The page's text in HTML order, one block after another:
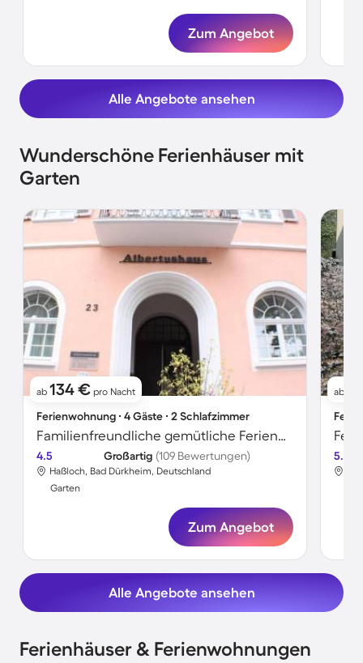
Zum Angebot
Alle Angebote ansehen
Wunderschöne Ferienhäuser mit
Garten
ab 134 € pro Nacht
Ferienwohnung ∙ 4 Gäste ∙ 2 Schlafzimmer
Familienfreundliche gemütliche Ferienwohnung mit Terrasse und Garten
4.5 Großartig (109 Bewertungen)
Haßloch, Bad Dürkheim, Deutschland
Garten
Zum Angebot
ab
5.0
Alle Angebote ansehen
Ferienhäuser & Ferienwohnungen